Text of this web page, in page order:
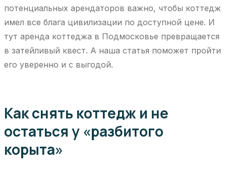
потенциальных арендаторов важно, чтобы коттедж
имел все блага цивилизации по доступной цене. И
тут аренда коттеджа в Подмосковье превращается
в затейливый квест. А наша статья поможет пройти
его уверенно и с выгодой.
Как снять коттедж и не
остаться у «разбитого
корыта»